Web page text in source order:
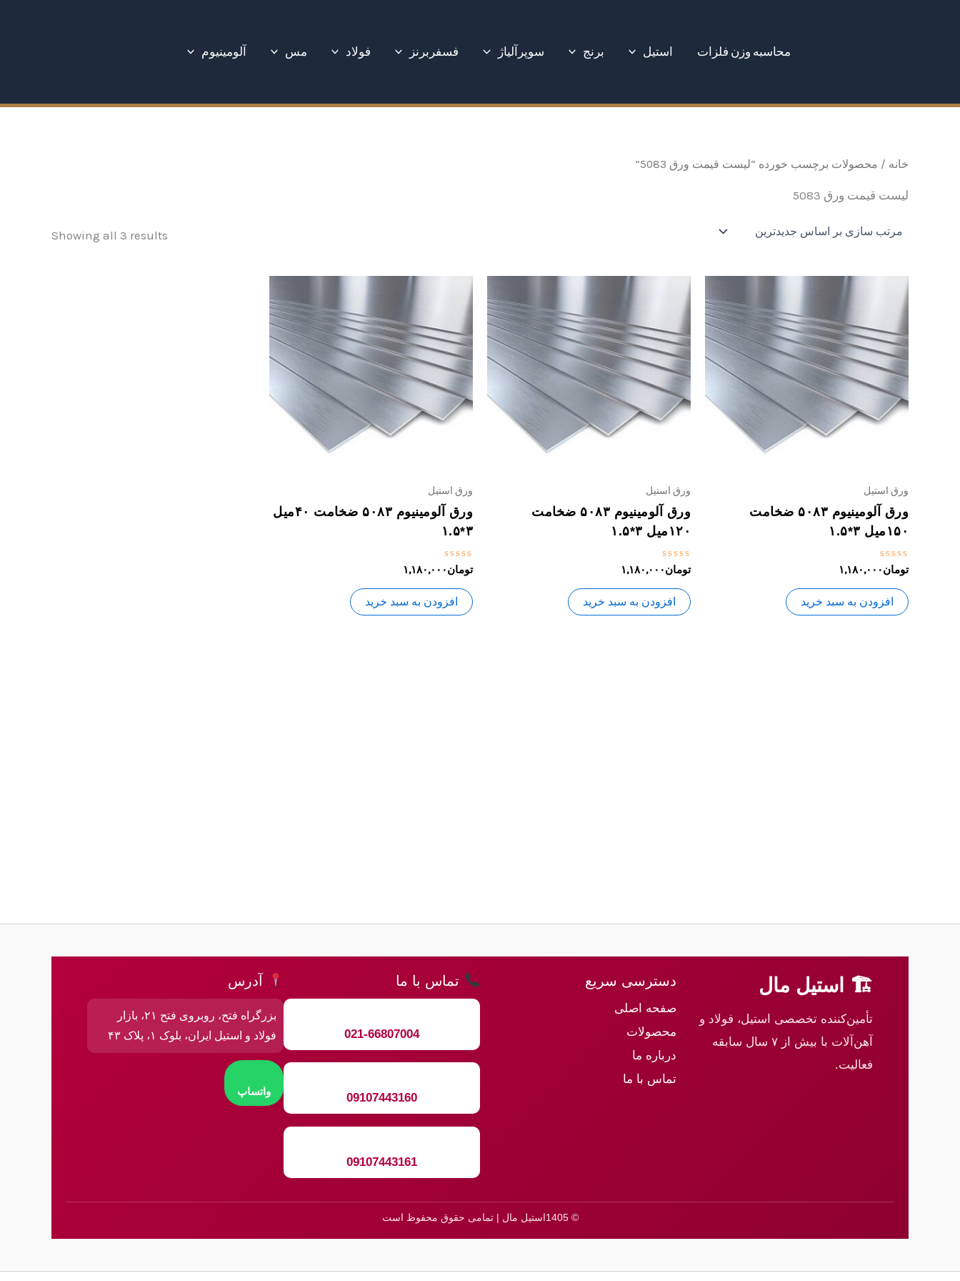
محاسبه وزن فلزات استیل برنج سوپرآلیاژ فسفربرنز فولاد مس آلومینیوم
خانه / محصولات برچسب خورده “لیست قیمت ورق 5083”
لیست قیمت ورق 5083
Showing all 3 results
ورق استیل
ورق آلومینیوم ۵۰۸۳ ضخامت
۱۵۰میل ۳*۱.۵
نمره
0
از
5
تومان۱,۱۸۰,۰۰۰
افزودن به سبد خرید
ورق استیل
ورق آلومینیوم ۵۰۸۳ ضخامت
۱۲۰میل ۳*۱.۵
نمره
0
از
5
تومان۱,۱۸۰,۰۰۰
افزودن به سبد خرید
ورق استیل
ورق آلومینیوم ۵۰۸۳ ضخامت ۴۰میل
۳*۱.۵
نمره
0
از
5
تومان۱,۱۸۰,۰۰۰
افزودن به سبد خرید
🏗 استیل مال
تأمین‌کننده تخصصی استیل، فولاد و
آهن‌آلات با بیش از ۷ سال سابقه
فعالیت.
دسترسی سریع
صفحه اصلی
محصولات
درباره ما
تماس با ما
تماس با ما
021-66807004
09107443160
09107443161
آدرس
بزرگراه فتح، روبروی فتح ۲۱، بازار
فولاد و استیل ایران، بلوک ۱، پلاک ۴۳
واتساپ
© 1405استیل مال | تمامی حقوق محفوظ است